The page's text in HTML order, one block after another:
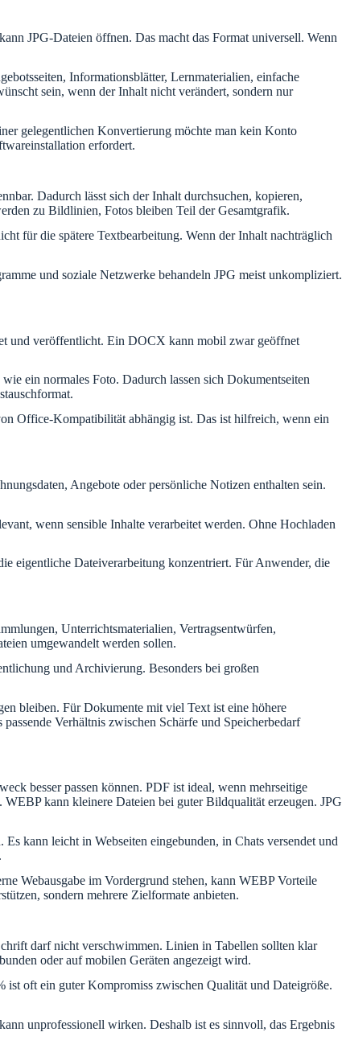
JPG-Dateien öffnen. Das macht das Format universell. Wenn
Informationsblätter, Lernmaterialien, einfache
sein, wenn der Inhalt nicht verändert, sondern nur
gelegentlichen Konvertierung möchte man kein Konto
erfordert.
Dadurch lässt sich der Inhalt durchsuchen, kopieren,
zu Bildlinien, Fotos bleiben Teil der Gesamtgrafik.
für die spätere Textbearbeitung. Wenn der Inhalt nachträglich
und soziale Netzwerke behandeln JPG meist unkompliziert.
und veröffentlicht. Ein DOCX kann mobil zwar geöffnet
ein normales Foto. Dadurch lassen sich Dokumentseiten
Office-Kompatibilität abhängig ist. Das ist hilfreich, wenn ein
Angebote oder persönliche Notizen enthalten sein.
wenn sensible Inhalte verarbeitet werden. Ohne Hochladen
eigentliche Dateiverarbeitung konzentriert. Für Anwender, die
Unterrichtsmaterialien, Vertragsentwürfen,
umgewandelt werden sollen.
und Archivierung. Besonders bei großen
bleiben. Für Dokumente mit viel Text ist eine höhere
Verhältnis zwischen Schärfe und Speicherbedarf
besser passen können. PDF ist ideal, wenn mehrseitige
kann kleinere Dateien bei guter Bildqualität erzeugen. JPG
kann leicht in Webseiten eingebunden, in Chats versendet und
Webausgabe im Vordergrund stehen, kann WEBP Vorteile
sondern mehrere Zielformate anbieten.
darf nicht verschwimmen. Linien in Tabellen sollten klar
oder auf mobilen Geräten angezeigt wird.
oft ein guter Kompromiss zwischen Qualität und Dateigröße.
unprofessionell wirken. Deshalb ist es sinnvoll, das Ergebnis